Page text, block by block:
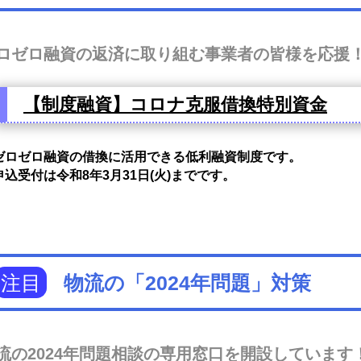
ゼロ融資の返済に取り組む事業者の皆様を応援
【制度融資】コロナ克服借換特別資金
ロゼロ融資の借換に活用できる低利融資制度です。
込受付は令和8年3月31日(火)までです。
注目 物流の「2024年問題」対策
の2024年問題相談の専用窓口を開設しています